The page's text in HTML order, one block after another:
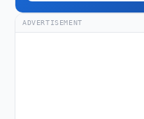
ADVERTISEMENT